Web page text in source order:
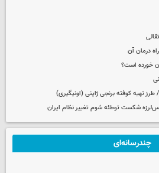
درمان آن
خورده است؟
تهیه کوفته برنجی ژاپنی (اونیگیری)
شکست توطئه شوم تغییر نظام ایران
چندرسانه‌ای